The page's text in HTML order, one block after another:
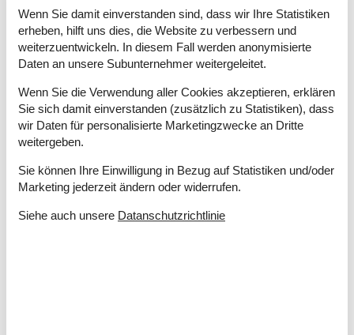
Dusche
Grundstücksgröße
Hausareal
60 m²
Renovierungsjahr
Entfernungen
Abstand Einkauf
Entfernung Strand
Energie/Heizung
Elektroheizung
Kaminofen
Wenn Sie damit einverstanden sind, dass wir Ihre Statistiken
erheben, hilft uns dies, die Website zu verbessern und
weiterzuentwickeln. In diesem Fall werden anonymisierte
Daten an unsere Subunternehmer weitergeleitet.
Wenn Sie die Verwendung aller Cookies akzeptieren, erklären
Sie sich damit einverstanden (zusätzlich zu Statistiken), dass
wir Daten für personalisierte Marketingzwecke an Dritte
weitergeben.
Sie können Ihre Einwilligung in Bezug auf Statistiken und/oder
Marketing jederzeit ändern oder widerrufen.
Siehe auch unsere Datanschutzrichtlinie